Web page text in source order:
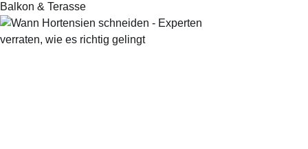
Balkon & Terasse